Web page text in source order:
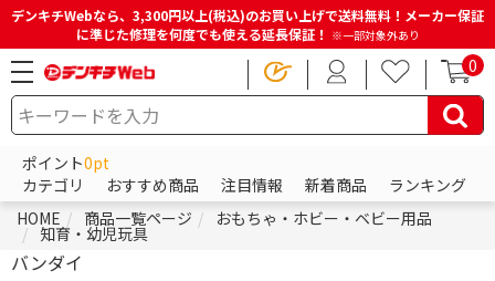
デンキチWebなら、3,300円以上(税込)のお買い上げで送料無料！メーカー保証
に準じた修理を何度でも使える延長保証！ ※一部対象外あり
0
ポイント0pt
カテゴリ
おすすめ商品 注目情報 新着商品
ランキング
HOME
商品一覧ページ おもちゃ・ホビー・ベビー用品
知育・幼児玩具
バンダイ